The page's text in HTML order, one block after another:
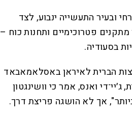
ובעיר התעשייה ינבוע, לצד
פטרוכימיים ותחנות כוח –
בסעודיה.
הברית לאיראן באסלאמאבאד
ואנס, אמר כי וושינגטון
אך לא הושגה פריצת דרך.